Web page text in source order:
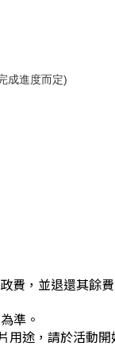
成進度而定)
費，並退還其餘
準。
途，請於活動開